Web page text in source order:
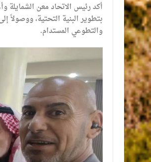
أكد رئيس الاتحاد معن الشمايلة
بتطوير البنية التحتية،
والتطوعي المستدام.